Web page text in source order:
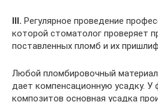
III. Регулярное проведение
которой стоматолог проверяет
поставленных пломб и их
Любой пломбировочный
дает компенсационную усадку.
композитов основная усадка